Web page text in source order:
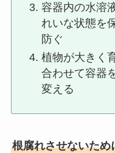
容器内の水溶
れいな状態を
防ぐ
植物が大きく
合わせて容器
変える
根腐れさせないため